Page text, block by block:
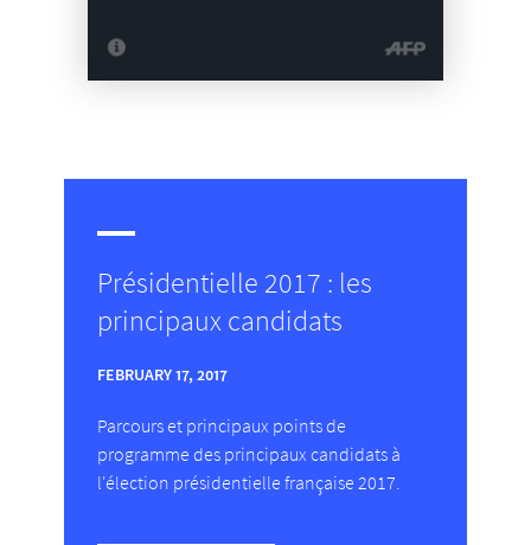
Présidentielle 2017 : les
principaux candidats
FEBRUARY 17, 2017
Parcours et principaux points de
programme des principaux candidats à
l'élection présidentielle française 2017.